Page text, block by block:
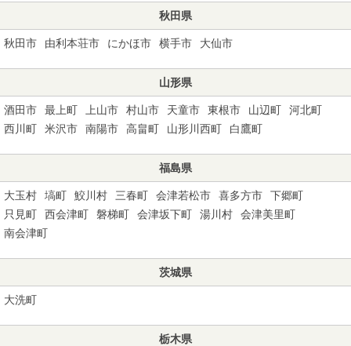
秋田県
秋田市 由利本荘市 にかほ市 横手市 大仙市
山形県
酒田市 最上町 上山市 村山市 天童市 東根市 山辺町
河北町
西川町
米沢市 南陽市 高畠町 山形川西町 白鷹町
福島県
大玉村 塙町 鮫川村 三春町 会津若松市 喜多方市
下郷町
只見町
西会津町 磐梯町 会津坂下町 湯川村
会津美里町
南会津町
茨城県
大洗町
栃木県